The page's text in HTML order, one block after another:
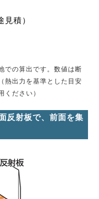
見積）
での算出です。数値は断
熱出力を基準とした目安
ください）
反射板で、前面を集